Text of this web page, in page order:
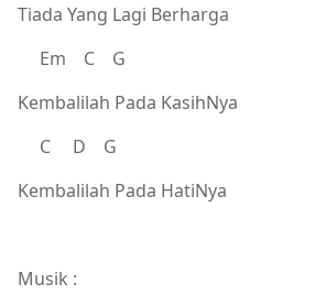
Tiada Yang Lagi Berharga
Em C G
Kembalilah Pada KasihNya
C D G
Kembalilah Pada HatiNya
Musik :